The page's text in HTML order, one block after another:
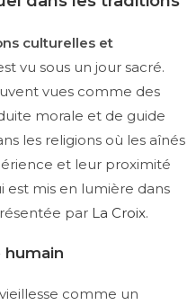
culturelles et
vu sous un jour sacré.
vues comme des
morale et de guide
les religions où les aînés
et leur proximité
est mis en lumière dans
par La Croix.
humain
comme un